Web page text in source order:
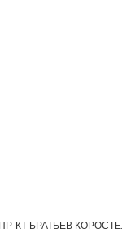
КТ БРАТЬЕВ